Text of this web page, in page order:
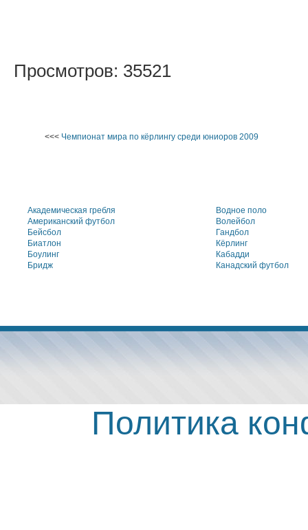
Просмотров: 35521
<<< Чемпионат мира по кёрлингу среди юниоров 2009
Академическая гребля
Американский футбол
Бейсбол
Биатлон
Боулинг
Бридж
Водное поло
Волейбол
Гандбол
Кёрлинг
Кабадди
Канадский футбол
Политика